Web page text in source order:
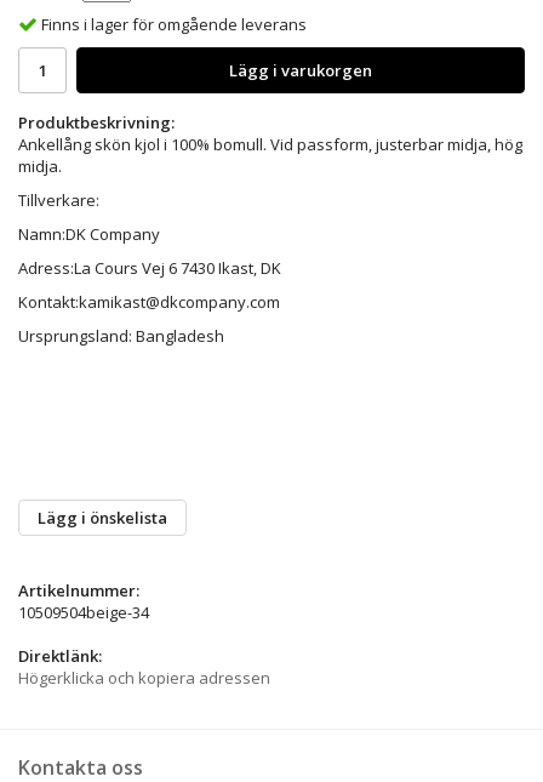
Finns i lager för omgående leverans
Lägg i varukorgen
Produktbeskrivning:
Ankellång skön kjol i 100% bomull. Vid passform, justerbar midja, hög
midja.
Tillverkare:
Namn:DK Company
Adress:La Cours Vej 6 7430 Ikast, DK
Kontakt:kamikast@dkcompany.com
Ursprungsland: Bangladesh
Lägg i önskelista
Artikelnummer:
10509504beige-34
Direktlänk:
Högerklicka och kopiera adressen
Kontakta oss